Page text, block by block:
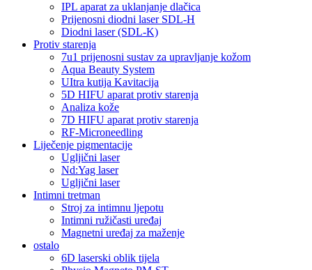
IPL aparat za uklanjanje dlačica
Prijenosni diodni laser SDL-H
Diodni laser (SDL-K)
Protiv starenja
7u1 prijenosni sustav za upravljanje kožom
Aqua Beauty System
UItra kutija Kavitacija
5D HIFU aparat protiv starenja
Analiza kože
7D HIFU aparat protiv starenja
RF-Microneedling
Liječenje pigmentacije
Ugljični laser
Nd:Yag laser
Ugljični laser
Intimni tretman
Stroj za intimnu ljepotu
Intimni ružičasti uređaj
Magnetni uređaj za maženje
ostalo
6D laserski oblik tijela